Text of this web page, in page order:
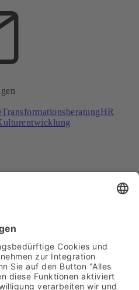
TransformationsberatungHR